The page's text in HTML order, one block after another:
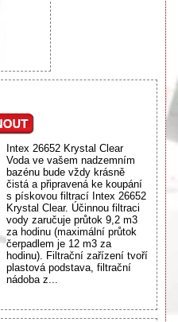
Intex 26652 Krystal Clear
Voda ve vašem nadzemním
bazénu bude vždy krásně
čistá a připravená ke koupání
s pískovou filtrací Intex 26652
Krystal Clear. Účinnou filtraci
vody zaručuje průtok 9,2 m3
za hodinu (maximální průtok
čerpadlem je 12 m3 za
hodinu). Filtrační zařízení tvoří
plastová podstava, filtrační
nádoba z...